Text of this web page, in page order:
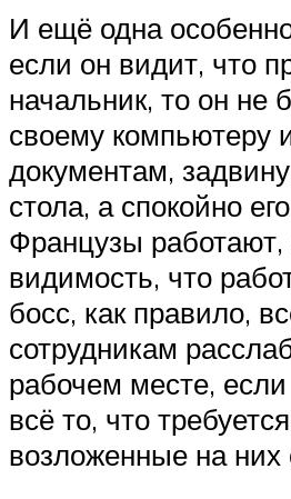
И ещё одна
если он видит, что
начальник, то он не
своему компьютеру
документам,
стола, а спокойно
Французы работают,
видимость, что
босс, как правило,
сотрудникам
рабочем месте,
всё то, что
возложенные на них